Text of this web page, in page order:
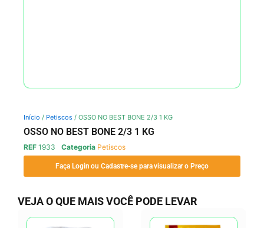
Início / Petiscos / OSSO NO BEST BONE 2/3 1 KG
OSSO NO BEST BONE 2/3 1 KG
REF 1933 Categoria Petiscos
Faça Login ou Cadastre-se para visualizar o Preço
VEJA O QUE MAIS VOCÊ PODE LEVAR